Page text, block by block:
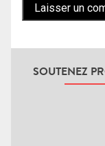
SOUTENEZ